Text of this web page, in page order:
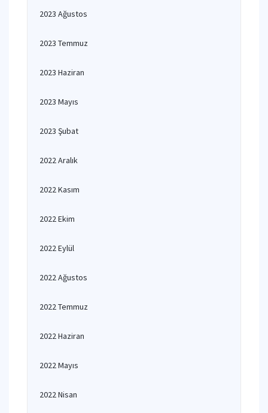
2023 Ağustos
2023 Temmuz
2023 Haziran
2023 Mayıs
2023 Şubat
2022 Aralık
2022 Kasım
2022 Ekim
2022 Eylül
2022 Ağustos
2022 Temmuz
2022 Haziran
2022 Mayıs
2022 Nisan